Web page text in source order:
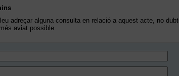
adreçar alguna consulta en relació a aquest acte, no
aviat possible